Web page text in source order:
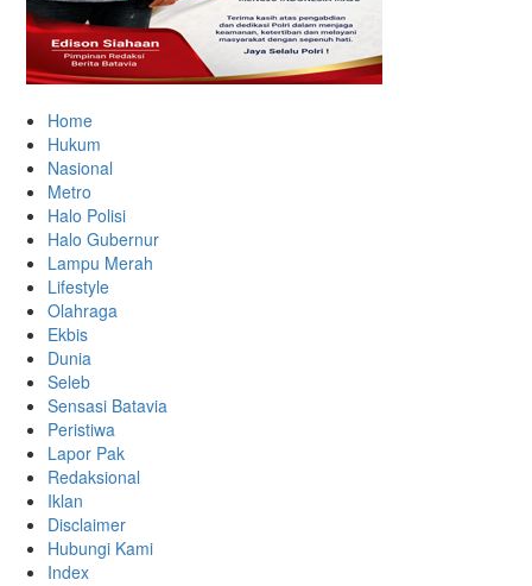
Home
Hukum
Nasional
Metro
Halo Polisi
Halo Gubernur
Lampu Merah
Lifestyle
Olahraga
Ekbis
Dunia
Seleb
Sensasi Batavia
Peristiwa
Lapor Pak
Redaksional
Iklan
Disclaimer
Hubungi Kami
Index